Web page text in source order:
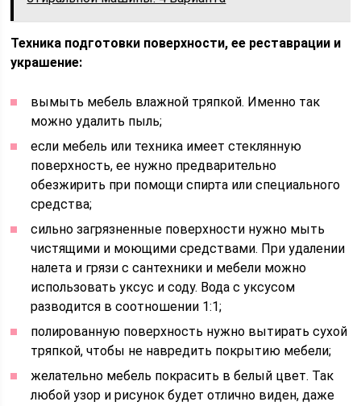
Техника подготовки поверхности, ее реставрации и
украшение:
вымыть мебель влажной тряпкой. Именно так
можно удалить пыль;
если мебель или техника имеет стеклянную
поверхность, ее нужно предварительно
обезжирить при помощи спирта или специального
средства;
сильно загрязненные поверхности нужно мыть
чистящими и моющими средствами. При удалении
налета и грязи с сантехники и мебели можно
использовать уксус и соду. Вода с уксусом
разводится в соотношении 1:1;
полированную поверхность нужно вытирать сухой
тряпкой, чтобы не навредить покрытию мебели;
желательно мебель покрасить в белый цвет. Так
любой узор и рисунок будет отлично виден, даже